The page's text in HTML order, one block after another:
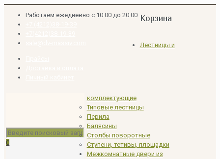
Работаем ежедневно с 10.00 до 20.00
0
Корзина
Лестницы и
комплектующие
Типовые лестницы
Перила
Балясины
Столбы поворотные
Ступени, тетивы, площадки
Межкомнатные двери из